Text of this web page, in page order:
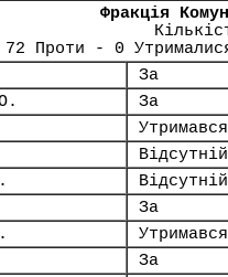
Фракція
Проти - 0
За
За
Утримався
Відсутній
Відсутній
За
Утримався
За